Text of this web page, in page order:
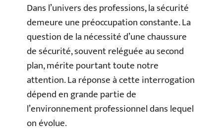
Dans l’univers des professions, la sécurité
demeure une préoccupation constante. La
question de la nécessité d’une chaussure
de sécurité, souvent reléguée au second
plan, mérite pourtant toute notre
attention. La réponse à cette interrogation
dépend en grande partie de
l’environnement professionnel dans lequel
on évolue.